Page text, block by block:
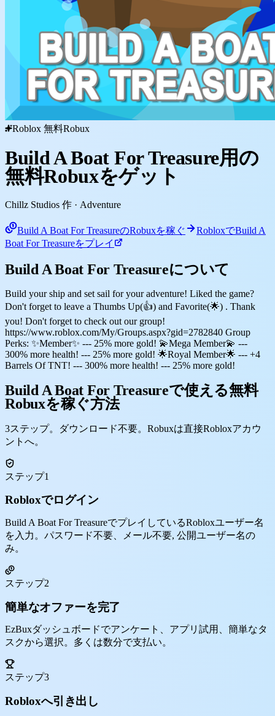
Roblox 無料Robux
Build A Boat For Treasure用の
無料Robuxをゲット
Chillz Studios 作 · Adventure
Build A Boat For TreasureのRobuxを稼ぐ
RobloxでBuild A
Boat For Treasureをプレイ
Build A Boat For Treasureについて
Build your ship and set sail for your adventure! Liked the game?
Don't forget to leave a Thumbs Up(👍) and Favorite(🌟) . Thank
you! Don't forget to check out our group!
https://www.roblox.com/My/Groups.aspx?gid=2782840 Group
Perks: ✨Member✨ --- 25% more gold! 💫Mega Member💫 ---
300% more health! --- 25% more gold! 🌟Royal Member🌟 --- +4
Barrels Of TNT! --- 300% more health! --- 25% more gold!
Build A Boat For Treasureで使える無料
Robuxを稼ぐ方法
3ステップ。ダウンロード不要。Robuxは直接Robloxアカウ
ントへ。
ステップ1
Robloxでログイン
Build A Boat For TreasureでプレイしているRobloxユーザー名
を入力。パスワード不要、メール不要, 公開ユーザー名の
み。
ステップ2
簡単なオファーを完了
EzBuxダッシュボードでアンケート、アプリ試用、簡単なタ
スクから選択。多くは数分で支払い。
ステップ3
Robloxへ引き出し